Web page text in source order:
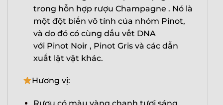
trong hỗn hợp rượu Champagne . Nó là
một đột biến vô tính của nhóm Pinot,
và do đó có cùng dấu vết DNA
với Pinot Noir , Pinot Gris và các dẫn
xuất lặt vặt khác.
Hương vị: